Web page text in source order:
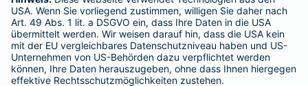
Adresse ändern
Schaden melden
Kilometerstandsmeldung
Serviceübersicht